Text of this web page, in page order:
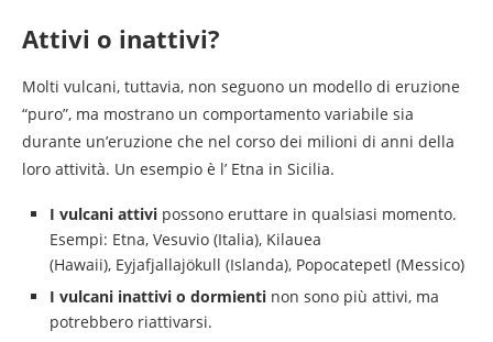
Attivi o inattivi?
Molti vulcani, tuttavia, non seguono un modello di eruzione
“puro”, ma mostrano un comportamento variabile sia
durante un’eruzione che nel corso dei milioni di anni della
loro attività. Un esempio è l’ Etna in Sicilia.
I vulcani attivi possono eruttare in qualsiasi momento.
Esempi: Etna, Vesuvio (Italia), Kilauea
(Hawaii), Eyjafjallajökull (Islanda), Popocatepetl (Messico)
I vulcani inattivi o dormienti non sono più attivi, ma
potrebbero riattivarsi.